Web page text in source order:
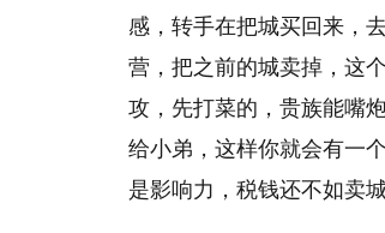
感，转手在把城买回来，
营，把之前的城卖掉，这
攻，先打菜的，贵族能嘴
给小弟，这样你就会有一
是影响力，税钱还不如卖